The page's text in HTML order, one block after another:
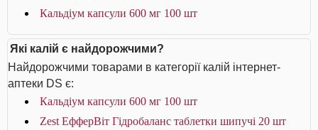
Кальдіум капсули 600 мг 100 шт
Які калій є найдорожчими?
Найдорожчими товарами в категорії калій інтернет-
аптеки DS є:
Кальдіум капсули 600 мг 100 шт
Zest ЕфферВіт Гідробаланс таблетки шипучі 20 шт